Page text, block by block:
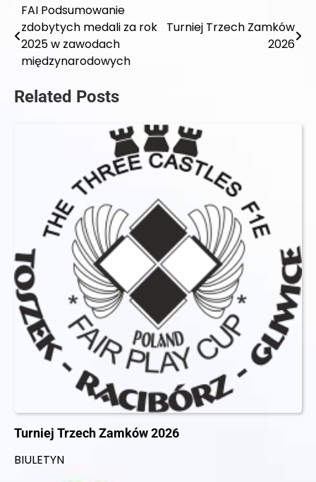
Nawigacja
wpisu
FAI Podsumowanie
zdobytych medali za rok
2025 w zawodach
międzynarodowych
Turniej Trzech Zamków
2026
Related Posts
Turniej Trzech Zamków 2026
BIULETYN